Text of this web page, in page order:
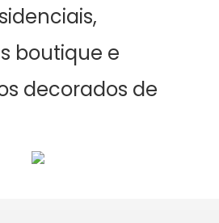
boutique e
decorados de